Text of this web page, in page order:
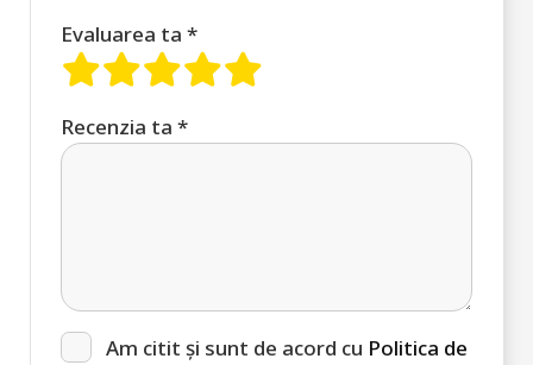
Evaluarea ta *
Recenzia ta *
Am citit și sunt de acord cu Politica de